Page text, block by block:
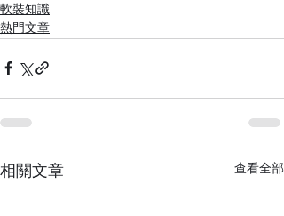
軟裝知識
熱門文章
相關文章 查看全部